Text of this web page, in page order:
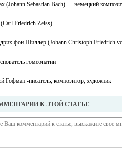
(Johann Sebastian Bach) — немецкий
Friedrich Zeiss)
фон Шиллер (Johann Christoph Friedrich
гомеопатии
Гофман -писатель, композитор, художник
К ЭТОЙ СТАТЬЕ